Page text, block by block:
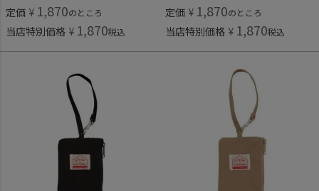
定価 ¥ 1,870のところ
当店特別価格 ¥ 1,870税込
定価 ¥ 1,870のところ
当店特別価格 ¥ 1,870税込